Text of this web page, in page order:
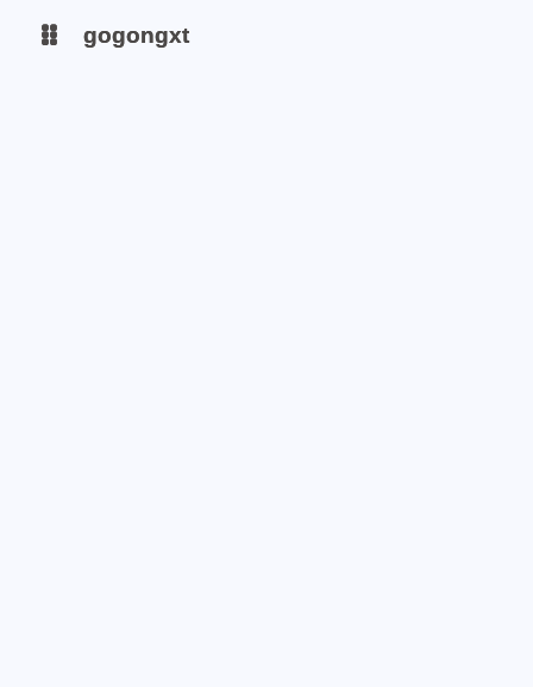
gogongxt
gogongxt